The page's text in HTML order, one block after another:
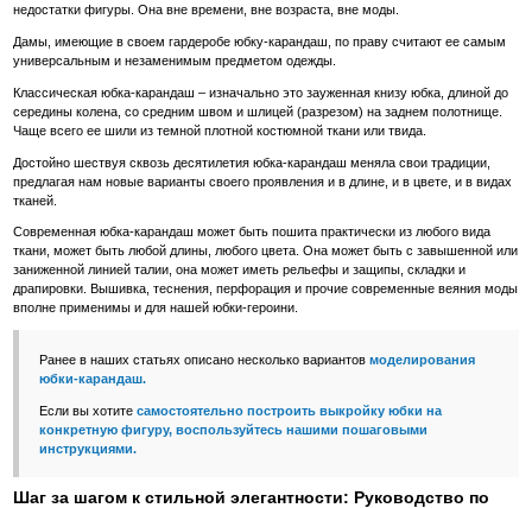
недостатки фигуры. Она вне времени, вне возраста, вне моды.
Дамы, имеющие в своем гардеробе юбку-карандаш, по праву считают ее самым
универсальным и незаменимым предметом одежды.
Классическая юбка-карандаш – изначально это зауженная книзу юбка, длиной до
середины колена, со средним швом и шлицей (разрезом) на заднем полотнище.
Чаще всего ее шили из темной плотной костюмной ткани или твида.
Достойно шествуя сквозь десятилетия юбка-карандаш меняла свои традиции,
предлагая нам новые варианты своего проявления и в длине, и в цвете, и в видах
тканей.
Современная юбка-карандаш может быть пошита практически из любого вида
ткани, может быть любой длины, любого цвета. Она может быть с завышенной или
заниженной линией талии, она может иметь рельефы и защипы, складки и
драпировки. Вышивка, теснения, перфорация и прочие современные веяния моды
вполне применимы и для нашей юбки-героини.
Ранее в наших статьях описано несколько вариантов моделирования
юбки-карандаш.
Если вы хотите самостоятельно построить выкройку юбки на
конкретную фигуру, воспользуйтесь нашими пошаговыми
инструкциями.
Шаг за шагом к стильной элегантности: Руководство по